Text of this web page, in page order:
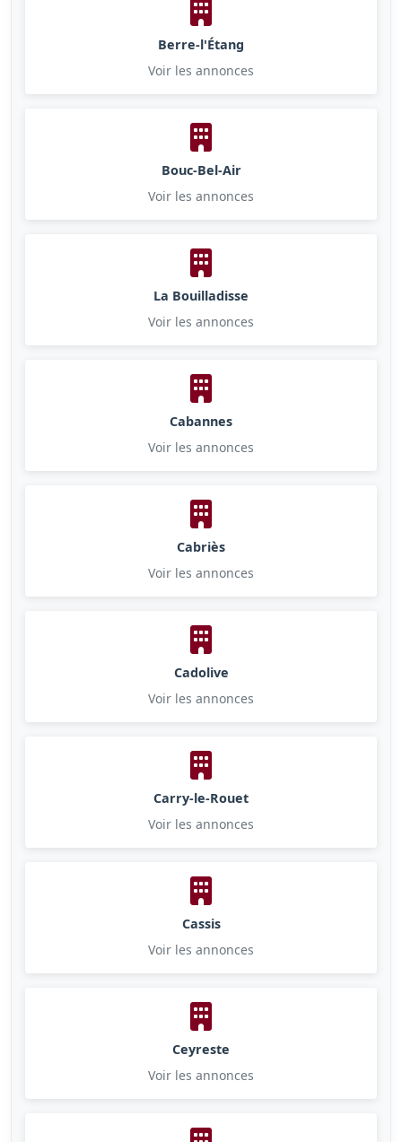
Berre-l'Étang
Voir les annonces
Bouc-Bel-Air
Voir les annonces
La Bouilladisse
Voir les annonces
Cabannes
Voir les annonces
Cabriès
Voir les annonces
Cadolive
Voir les annonces
Carry-le-Rouet
Voir les annonces
Cassis
Voir les annonces
Ceyreste
Voir les annonces